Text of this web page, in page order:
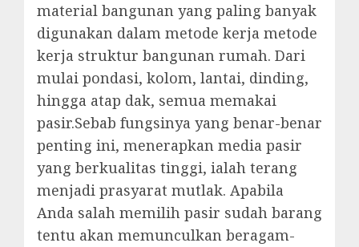
material bangunan yang paling banyak
digunakan dalam metode kerja metode
kerja struktur bangunan rumah. Dari
mulai pondasi, kolom, lantai, dinding,
hingga atap dak, semua memakai
pasir.Sebab fungsinya yang benar-benar
penting ini, menerapkan media pasir
yang berkualitas tinggi, ialah terang
menjadi prasyarat mutlak. Apabila
Anda salah memilih pasir sudah barang
tentu akan memunculkan beragam-